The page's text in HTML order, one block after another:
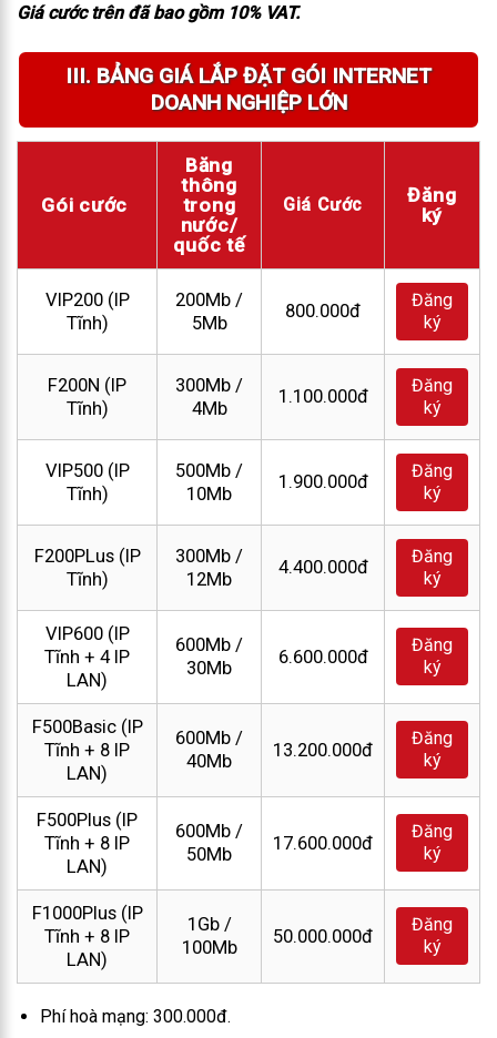
Giá cước trên đã bao gồm 10% VAT.
III. BẢNG GIÁ LẮP ĐẶT GÓI INTERNET
DOANH NGHIỆP LỚN
Gói cước
Băng
thông
trong
nước/
quốc tế
Giá Cước
Đăng
ký
VIP200 (IP
Tĩnh)
200Mb /
5Mb
800.000đ
Đăng
ký
F200N (IP
Tĩnh)
300Mb /
4Mb
1.100.000đ
Đăng
ký
VIP500 (IP
Tĩnh)
500Mb /
10Mb
1.900.000đ
Đăng
ký
F200PLus (IP
Tĩnh)
300Mb /
12Mb
4.400.000đ
Đăng
ký
VIP600 (IP
Tĩnh + 4 IP
LAN)
600Mb /
30Mb
6.600.000đ
Đăng
ký
F500Basic (IP
Tĩnh + 8 IP
LAN)
600Mb /
40Mb
13.200.000đ
Đăng
ký
F500Plus (IP
Tĩnh + 8 IP
LAN)
600Mb /
50Mb
17.600.000đ
Đăng
ký
F1000Plus (IP
Tĩnh + 8 IP
LAN)
1Gb /
100Mb
50.000.000đ
Đăng
ký
Phí hoà mạng: 300.000đ.